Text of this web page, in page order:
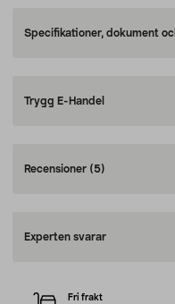
Specifikationer, dokument
Trygg E-Handel
Recensioner (5)
Experten svarar
Fri frakt